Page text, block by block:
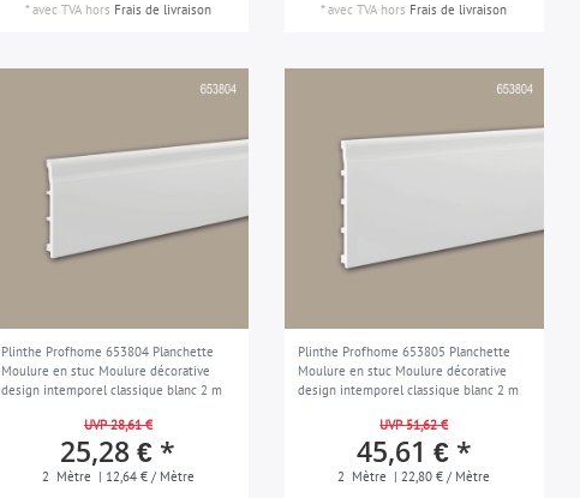
*avec TVAhors Frais de livraison
*avec TVA hors Frais de livraison
Plinthe Profhome 653804 Planchette
Moulure en stuc Moulure décorative
design intemporel classique blanc 2 m
UVP 28,61 €
25,28 € *
2 Mètre | 12,64 € / Mètre
Plinthe Profhome 653805 Planchette
Moulure en stuc Moulure décorative
design intemporel classique blanc 2 m
UVP 51,62 €
45,61 € *
2 Mètre | 22,80 € / Mètre